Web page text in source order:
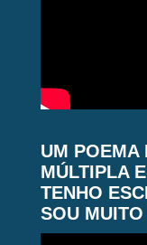
UM POEMA
MÚLTIPLA
TENHO
SOU